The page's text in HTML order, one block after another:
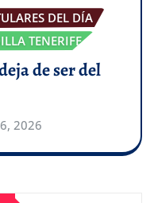
DEL DÍA
TENERIFE
de ser del
2026